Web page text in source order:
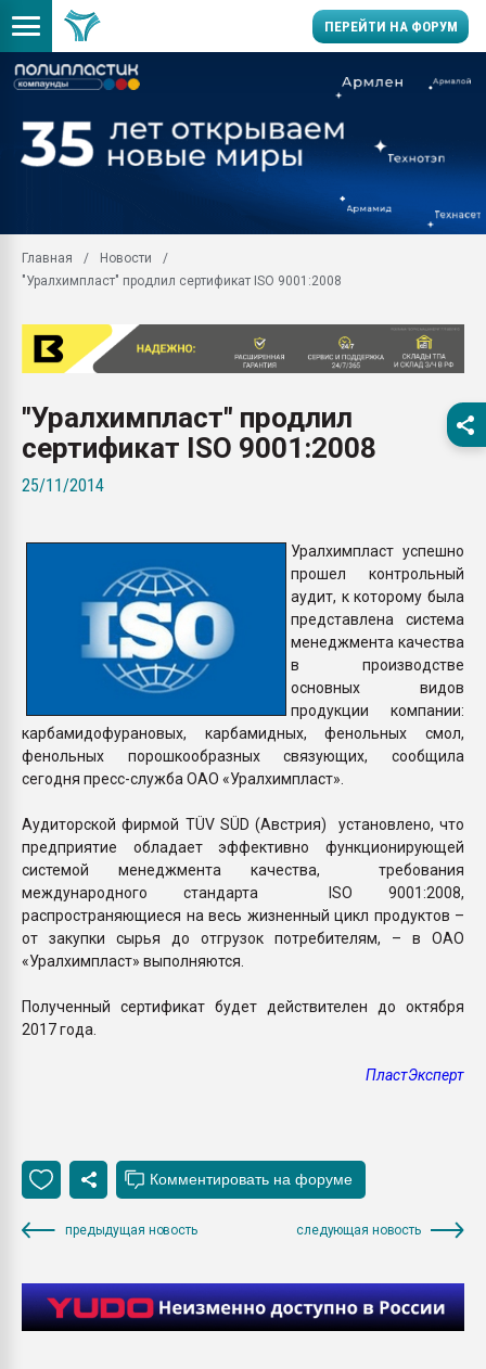
ПЕРЕЙТИ НА ФОРУМ
производство SPC
заводу пластмасс"
Подмосковье, Москва
28.07.2026
пластмасс
28.07.2026
ПЕРЕЙТИ НА
Главная
Новости
"Уралхимпласт" продлил сертификат ISO 9001:2008
"Уралхимпласт" продлил
сертификат ISO 9001:2008
25/11/2014
Уралхимпласт успешно
прошел контрольный
аудит, к которому была
представлена система
менеджмента качества
в производстве
основных видов
продукции компании:
карбамидофурановых, карбамидных, фенольных смол,
фенольных порошкообразных связующих, сообщила
сегодня пресс-служба ОАО «Уралхимпласт».
Аудиторской фирмой ТÜV SÜD (Австрия) установлено, что
предприятие обладает эффективно функционирующей
системой менеджмента качества, требования
международного стандарта ISO 9001:2008,
распространяющиеся на весь жизненный цикл продуктов –
от закупки сырья до отгрузок потребителям, – в ОАО
«Уралхимпласт» выполняются.
Полученный сертификат будет действителен до октября
2017 года.
ПластЭксперт
предыдущая новость следующая новость